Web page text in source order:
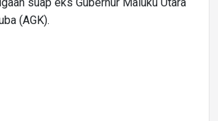
(AGK).